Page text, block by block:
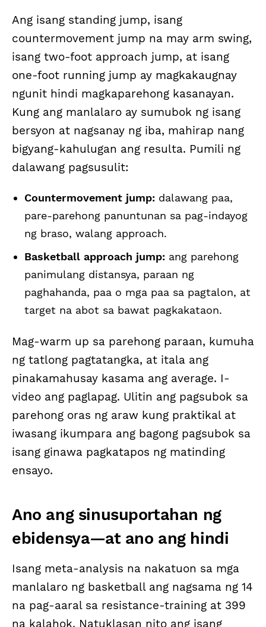
Ang isang standing jump, isang
countermovement jump na may arm swing,
isang two-foot approach jump, at isang
one-foot running jump ay magkakaugnay
ngunit hindi magkaparehong kasanayan.
Kung ang manlalaro ay sumubok ng isang
bersyon at nagsanay ng iba, mahirap nang
bigyang-kahulugan ang resulta. Pumili ng
dalawang pagsusulit:
Countermovement jump:dalawang paa,
pare-parehong panuntunan sa pag-indayog
ng braso, walang approach.
Basketball approach jump:ang parehong
panimulang distansya, paraan ng
paghahanda, paa o mga paa sa pagtalon, at
target na abot sa bawat pagkakataon.
Mag-warm up sa parehong paraan, kumuha
ng tatlong pagtatangka, at itala ang
pinakamahusay kasama ang average. I-
video ang paglapag. Ulitin ang pagsubok sa
parehong oras ng araw kung praktikal at
iwasang ikumpara ang bagong pagsubok sa
isang ginawa pagkatapos ng matinding
ensayo.
Ano ang sinusuportahan ng
ebidensya—at ano ang hindi
Isang meta-analysis na nakatuon sa mga
manlalaro ng basketball ang nagsama ng 14
na pag-aaral sa resistance-training at 399
na kalahok. Natuklasan nito ang isang